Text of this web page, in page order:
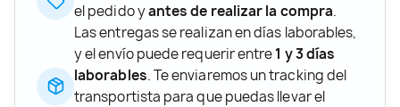
el pedido yantes de realizar la compra.
Las entregas se realizan en días laborables,
y el envío puede requerir entre1 y 3 días
laborables. Te enviaremos un tracking del
transportista para que puedas llevar el